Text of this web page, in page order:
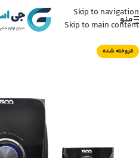
Skip to navigation
Skip to main content
منو
فروخته شده